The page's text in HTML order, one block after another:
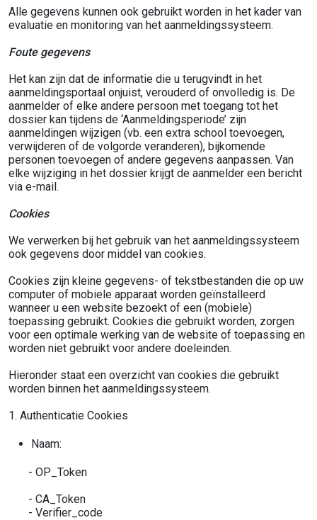
Alle gegevens kunnen ook gebruikt worden in het kader van
evaluatie en monitoring van het aanmeldingssysteem.
Foute gegevens
Het kan zijn dat de informatie die u terugvindt in het
aanmeldingsportaal onjuist, verouderd of onvolledig is. De
aanmelder of elke andere persoon met toegang tot het
dossier kan tijdens de ‘Aanmeldingsperiode’ zijn
aanmeldingen wijzigen (vb. een extra school toevoegen,
verwijderen of de volgorde veranderen), bijkomende
personen toevoegen of andere gegevens aanpassen. Van
elke wijziging in het dossier krijgt de aanmelder een bericht
via e-mail.
Cookies
We verwerken bij het gebruik van het aanmeldingssysteem
ook gegevens door middel van cookies.
Cookies zijn kleine gegevens- of tekstbestanden die op uw
computer of mobiele apparaat worden geïnstalleerd
wanneer u een website bezoekt of een (mobiele)
toepassing gebruikt. Cookies die gebruikt worden, zorgen
voor een optimale werking van de website of toepassing en
worden niet gebruikt voor andere doeleinden.
Hieronder staat een overzicht van cookies die gebruikt
worden binnen het aanmeldingssysteem.
1. Authenticatie Cookies
Naam:
- OP_Token
- CA_Token
- Verifier_code